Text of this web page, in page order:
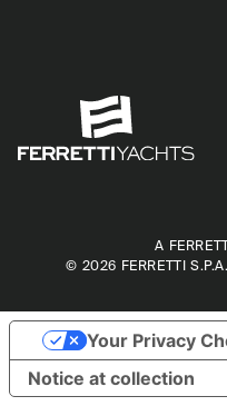
A
© 2026 FERRETTI S.P.A.
Notice at collection
Your Privacy